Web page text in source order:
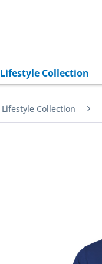
Lifestyle Collection
Lifestyle Collection